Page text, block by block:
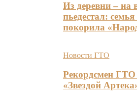
Из деревни – на
пьедестал:
покорила
Новости ГТО
Рекордсмен ГТО
«Звездой